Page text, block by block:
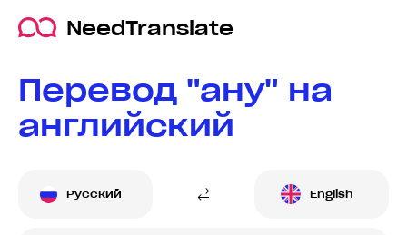
NeedTranslate
Перевод "ану" на
английский
Русский English